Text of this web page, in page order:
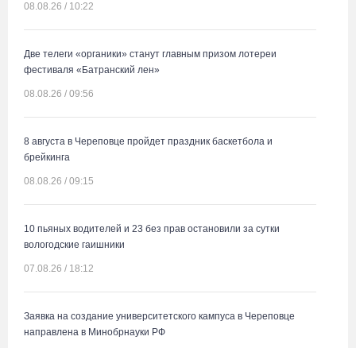
08.08.26 / 10:22
Две телеги «органики» станут главным призом лотереи
фестиваля «Батранский лен»
08.08.26 / 09:56
8 августа в Череповце пройдет праздник баскетбола и
брейкинга
08.08.26 / 09:15
10 пьяных водителей и 23 без прав остановили за сутки
вологодские гаишники
07.08.26 / 18:12
Заявка на создание университетского кампуса в Череповце
направлена в Минобрнауки РФ